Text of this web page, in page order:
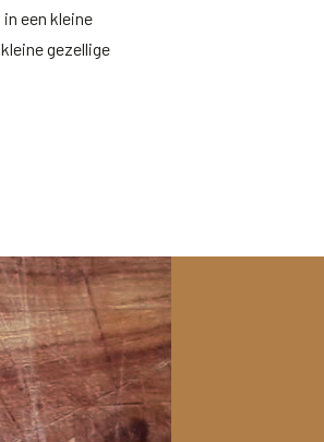
een kleine
gezellige